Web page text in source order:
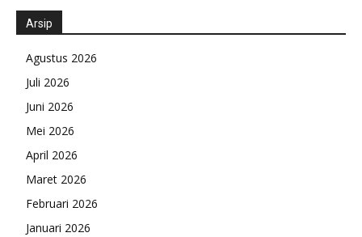
Arsip
Agustus 2026
Juli 2026
Juni 2026
Mei 2026
April 2026
Maret 2026
Februari 2026
Januari 2026